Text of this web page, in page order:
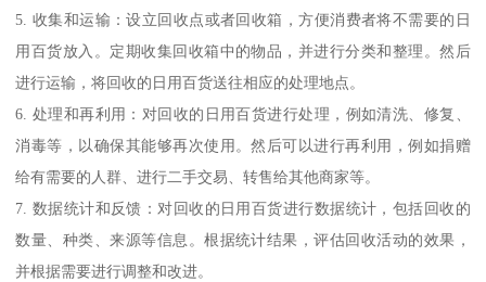
5. 收集和运输：设立回收点或者回收箱，方便消费者将不需要的日
用百货放入。定期收集回收箱中的物品，并进行分类和整理。然后
进行运输，将回收的日用百货送往相应的处理地点。
6. 处理和再利用：对回收的日用百货进行处理，例如清洗、修复、
消毒等，以确保其能够再次使用。然后可以进行再利用，例如捐赠
给有需要的人群、进行二手交易、转售给其他商家等。
7. 数据统计和反馈：对回收的日用百货进行数据统计，包括回收的
数量、种类、来源等信息。根据统计结果，评估回收活动的效果，
并根据需要进行调整和改进。